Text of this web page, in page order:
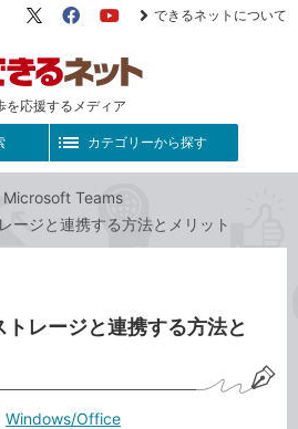
を応援するメディア
X（旧
FacebookYouTube
できるネットについて
カテゴリーから探す
Microsoft Teams
ージと連携する方法とメリット
レージと連携する方法と
Windows/Office